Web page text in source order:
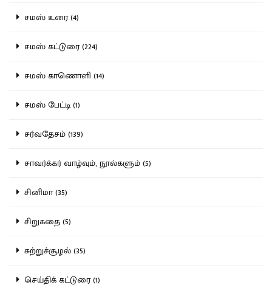
சமஸ் உரை (4)
சமஸ் கட்டுரை (224)
சமஸ் காணொளி (14)
சமஸ் பேட்டி (1)
சர்வதேசம் (139)
சாவர்க்கர் வாழ்வும், நூல்களும் (5)
சினிமா (35)
சிறுகதை (5)
சுற்றுச்சூழல் (35)
செய்திக் கட்டுரை (1)